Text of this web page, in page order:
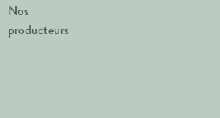
Nos
producteurs